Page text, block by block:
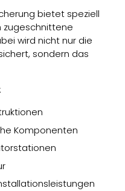
bietet speziell
zugeschnittene
wird nicht nur die
sondern das
Komponenten